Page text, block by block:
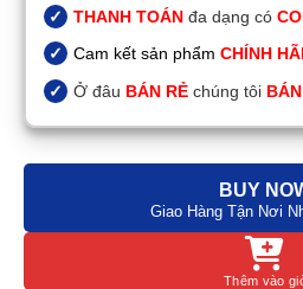
THANH TOÁN đa dạng có
Cam kết sản phẩm CHÍNH
Ở đâu BÁN RẺ chúng tôiBÁN
Thêm vào
BUY
Giao Hàng Tận Nơi